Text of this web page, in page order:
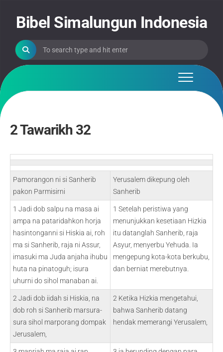
contentBibel Simalungun Indonesia
2 Tawarikh 32
Pamorangon ni si Sanherib
pakon Parmisirni
Yerusalem dikepung oleh
Sanherib
1 Jadi dob salpu na masa ai
ampa na pataridahkon horja
hasintonganni si Hiskia ai, roh
ma si Sanherib, raja ni Assur,
imasuki ma Juda anjaha ihubu
huta na pinatoguh; isura
uhurni do sihol manaban ai.
1 Setelah peristiwa yang
menunjukkan kesetiaan Hizkia
itu datanglah Sanherib, raja
Asyur, menyerbu Yehuda. Ia
mengepung kota-kota berkubu,
dan berniat merebutnya.
2 Jadi dob iidah si Hiskia, na
dob roh si Sanherib marsura-
sura sihol marporang dompak
Jerusalem,
2 Ketika Hizkia mengetahui,
bahwa Sanherib datang
hendak memerangi Yerusalem,